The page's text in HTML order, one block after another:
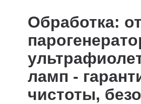
Обработка: от
ламп -
чистоты,